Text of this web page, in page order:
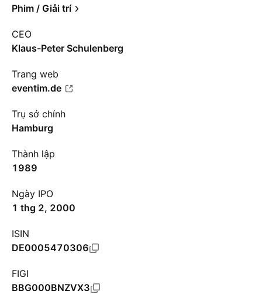
Phim / Giải trí
CEO
Klaus-Peter Schulenberg
Trang web
eventim.de
Trụ sở chính
Hamburg
Thành lập
1989
Ngày IPO
1 thg 2, 2000
ISIN
DE0005470306
FIGI
BBG000BNZVX3